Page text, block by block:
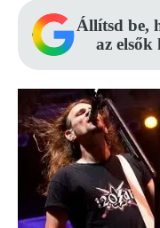
Állítsd be,
az elsők